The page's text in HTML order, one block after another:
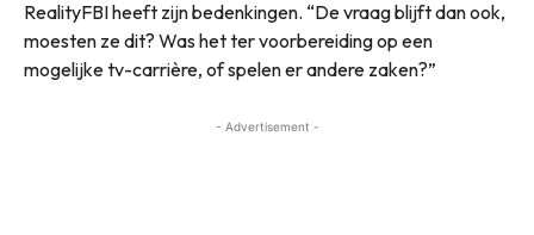
RealityFBI heeft zijn bedenkingen. “De vraag blijft dan ook,
moesten ze dit? Was het ter voorbereiding op een
mogelijke tv-carrière, of spelen er andere zaken?”
- Advertisement -